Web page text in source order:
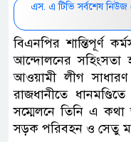
এস. এ টিভি সর্বশেষ
বিএনপির শান্তিপূর্ণ
আন্দোলনের সহিংসতা
আওয়ামী লীগ
রাজধানীতে
সম্মেলনে তিনি এ কথা
সড়ক পরিবহন ও সেতু